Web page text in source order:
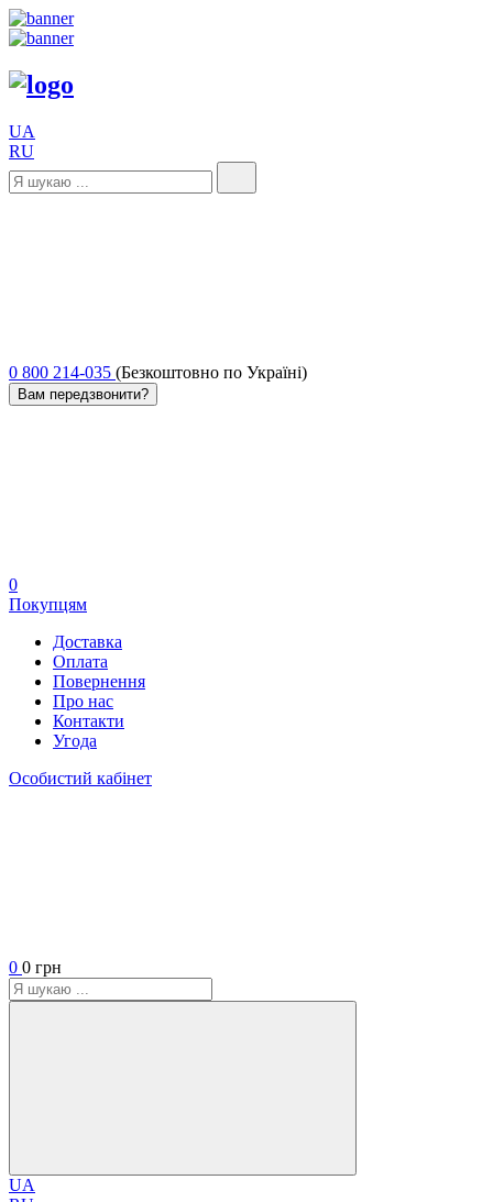
UA
RU
0 800 214-035 (Безкоштовно по Україні)
Вам передзвонити?
0
Покупцям
Доставка
Оплата
Повернення
Про нас
Контакти
Угода
Особистий кабінет
0 0 грн
UA